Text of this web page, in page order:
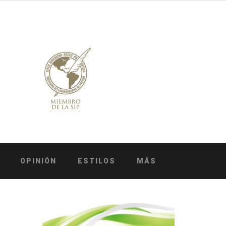
OPINIÓN ESTILOS MÁS